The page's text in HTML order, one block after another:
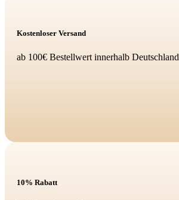
Kostenloser Versand
ab 100€ Bestellwert innerhalb Deutschland
10% Rabatt